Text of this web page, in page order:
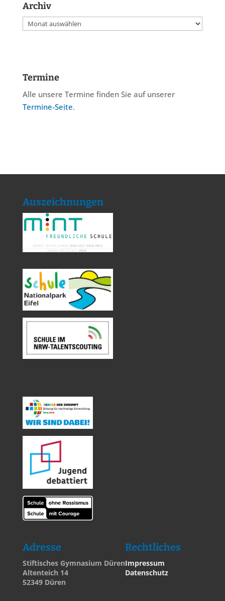
Archiv
Archiv
Termine
Alle unsere Termine finden Sie auf unserer
Termine-Seite.
Auszeichnungen
Adresse
Stiftisches Gymnasium Düren
Altenteich 14
52349 Düren
Rechtliches
Impressum
Datenschutz